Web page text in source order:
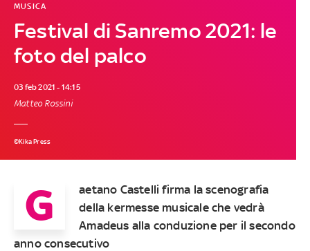
Festival di Sanremo 2021: le
foto del palco
MUSICA
03 feb 2021 - 14:15
Matteo Rossini
©Kika Press
G
aetano Castelli firma la scenografia
della kermesse musicale che vedrà
Amadeus alla conduzione per il secondo
anno consecutivo